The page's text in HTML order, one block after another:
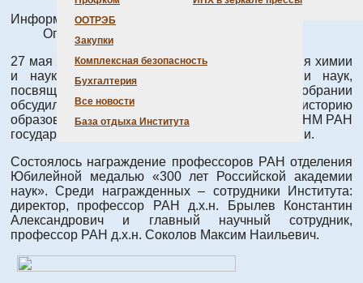
ООТРЭБ
Закупки
Комплексная безопасность
Бухгалтерия
Все новости
База отдыха Института
Информация о материале
Опубликовано: 03 июня 2024
27 мая 2024 прошло Общее собрание Отделения химии
и наук о материалах Российской академии наук,
посвященное 85-летию Отделения. На собрании
обсудили итоги 2023 года, вспомнили историю
образования Отделения и наградили членов ОХНМ РАН
государственными и ведомственными наградами.
Состоялось награждение профессоров РАН отделения
Юбилейной медалью «300 лет Российской академии
наук». Среди награжденных – сотрудники Института:
директор, профессор РАН д.х.н. Брылев Константин
Александрович и главный научный сотрудник,
профессор РАН д.х.н. Соколов Максим Наильевич.